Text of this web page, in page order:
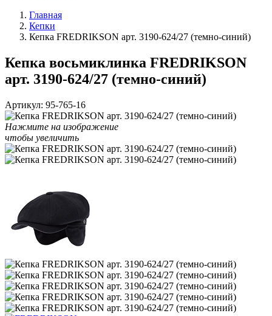
Главная
Кепки
Кепка FREDRIKSON арт. 3190-624/27 (темно-синий)
Кепка восьмиклинка FREDRIKSON
арт. 3190-624/27 (темно-синий)
Артикул: 95-765-16
Нажмите на изображение
чтобы увеличить